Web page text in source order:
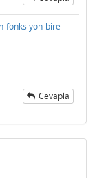
fonksiyon-bire-
Cevapla